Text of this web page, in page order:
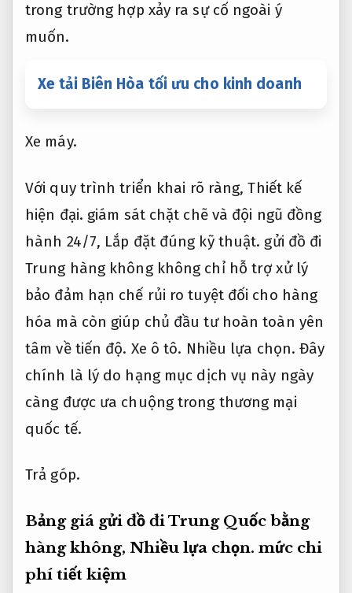
trong trường hợp xảy ra sự cố ngoài ý
muốn.
Xe tải Biên Hòa tối ưu cho kinh doanh
Xe máy.
Với quy trình triển khai rõ ràng,Thiết kế
hiện đại. giám sát chặt chẽ và đội ngũ đồng
hành 24/7, Lắp đặt đúng kỹ thuật. gửi đồ đi
Trung hàng không không chỉ hỗ trợ xử lý
bảo đảm hạn chế rủi ro tuyệt đối cho hàng
hóa mà còn giúp chủ đầu tư hoàn toàn yên
tâm về tiến độ. Xe ô tô. Nhiều lựa chọn. Đây
chính là lý do hạng mục dịch vụ này ngày
càng được ưa chuộng trong thương mại
quốc tế.
Trả góp.
Bảng giá gửi đồ đi Trung Quốc bằng
hàng không, Nhiều lựa chọn. mức chi
phí tiết kiệm